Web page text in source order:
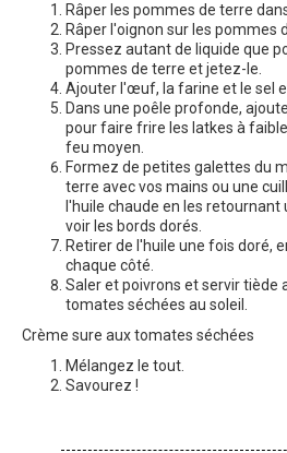
Râper les pommes de terre
Râper l'oignon sur les pommes
Pressez autant de liquide que
pommes de terre et jetez-le.
Ajouter l'œuf, la farine et le sel
Dans une poêle profonde,
pour faire frire les latkes à
feu moyen.
Formez de petites galettes du
terre avec vos mains ou une
l'huile chaude en les
voir les bords dorés.
Retirer de l'huile une fois doré,
chaque côté.
Saler et poivrons et servir tiède
tomates séchées au soleil.
Crème sure aux tomates séchées
Mélangez le tout.
Savourez !